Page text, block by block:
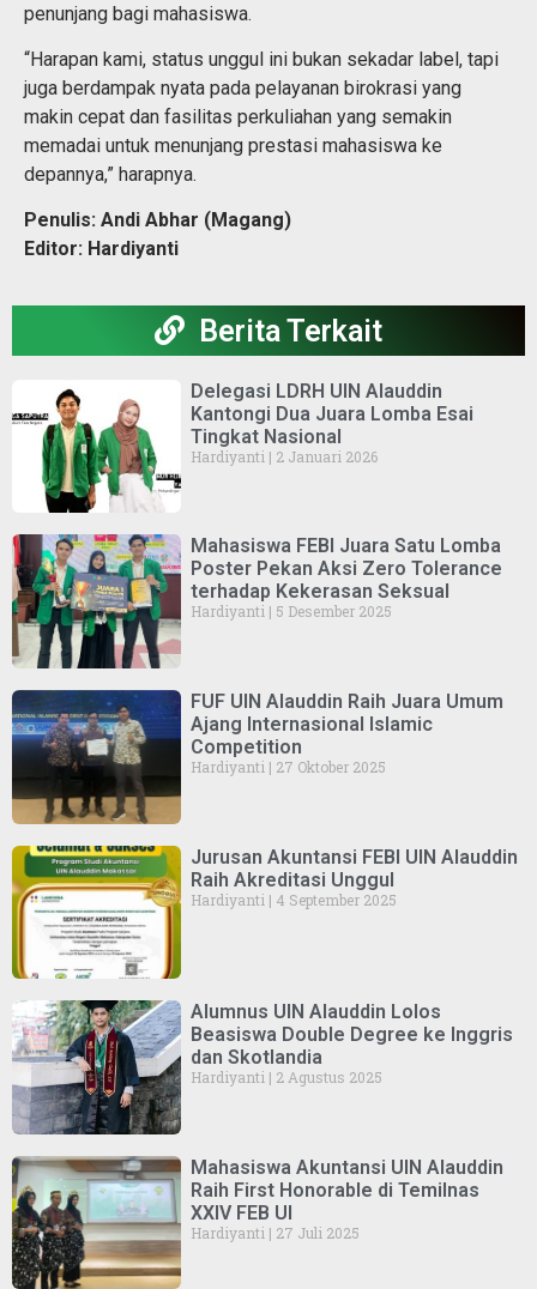
penunjang bagi mahasiswa.
“Harapan kami, status unggul ini bukan sekadar label, tapi
juga berdampak nyata pada pelayanan birokrasi yang
makin cepat dan fasilitas perkuliahan yang semakin
memadai untuk menunjang prestasi mahasiswa ke
depannya,” harapnya.
Penulis: Andi Abhar (Magang)
Editor: Hardiyanti
Berita Terkait
Delegasi LDRH UIN Alauddin
Kantongi Dua Juara Lomba Esai
Tingkat Nasional
Hardiyanti 2 Januari 2026
Mahasiswa FEBI Juara Satu Lomba
Poster Pekan Aksi Zero Tolerance
terhadap Kekerasan Seksual
Hardiyanti 5 Desember 2025
FUF UIN Alauddin Raih Juara Umum
Ajang Internasional Islamic
Competition
Hardiyanti 27 Oktober 2025
Jurusan Akuntansi FEBI UIN Alauddin
Raih Akreditasi Unggul
Hardiyanti 4 September 2025
Alumnus UIN Alauddin Lolos
Beasiswa Double Degree ke Inggris
dan Skotlandia
Hardiyanti 2 Agustus 2025
Mahasiswa Akuntansi UIN Alauddin
Raih First Honorable di Temilnas
XXIV FEB UI
Hardiyanti 27 Juli 2025